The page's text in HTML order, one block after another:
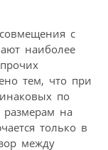
с
наиболее
тем, что при
по
на
только в
между